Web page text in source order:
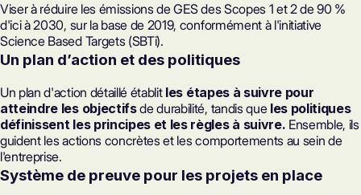
Viser à réduire les émissions de GES desScopes 1 et 2de 90 %
d'ici à 2030, sur la base de 2019, conformément à l'initiative
Science Based Targets (SBTi).
Un plan d’action et des politiques
Un plan d'action détaillé établit les étapes à suivre pour
atteindre les objectifsde durabilité, tandis que les politiques
définissent les principes et les règles à suivre. Ensemble, ils
guident les actions concrètes et les comportements au sein de
l'entreprise.
Système de preuve pour les projets en place